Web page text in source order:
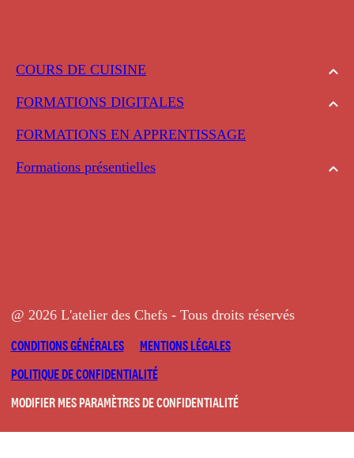
COURS DE CUISINE
FORMATIONS DIGITALES
FORMATIONS EN APPRENTISSAGE
Formations présentielles
@ 2026 L'atelier des Chefs - Tous droits réservés
CONDITIONS GÉNÉRALES
MENTIONS LÉGALES
POLITIQUE DE CONFIDENTIALITÉ
MODIFIER MES PARAMÈTRES DE CONFIDENTIALITÉ